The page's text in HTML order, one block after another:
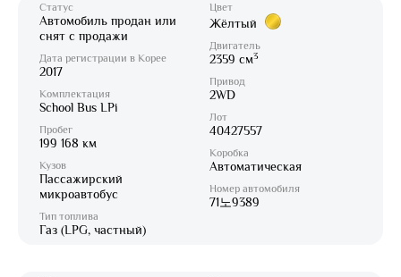
Статус
Автомобиль продан или
снят с продажи
Дата регистрации в Корее
2017
Комплектация
School Bus LPi
Пробег
199 168 км
Кузов
Пассажирский
микроавтобус
Тип топлива
Газ (LPG, частный)
Цвет
Жёлтый
Двигатель
2359 см3
Привод
2WD
Лот
40427557
Коробка
Автоматическая
Номер автомобиля
71노9389